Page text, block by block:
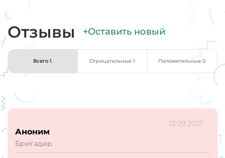
Отзывы +Оставить новый
Всего 1 Отрицательные 1 Положительные 0
13.09.2021
Аноним
Бригадир